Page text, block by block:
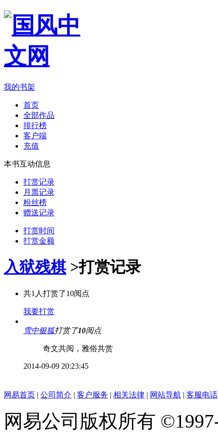
我的书架
首页
全部作品
排行榜
客户端
充值
本书互动信息
打赏记录
月票记录
粉丝榜
赠送记录
打赏时间
打赏金额
入狱残棋 >打赏记录
共1 人打赏了10阅点
我要打赏
雪中银狐打赏了10阅点
奇文共阅，雅俗共赏
2014-09-09 20:23:45
网易首页 | 公司简介 | 客户服务 | 相关法律 | 网站导航 | 客服电话
网易公司版权所有